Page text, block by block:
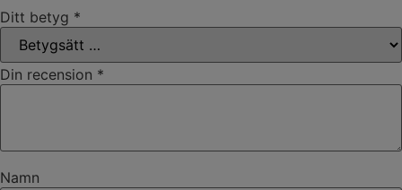
Ditt betyg *
Din recension *
Namn